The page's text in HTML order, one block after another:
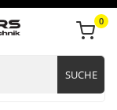
0
SUCHE